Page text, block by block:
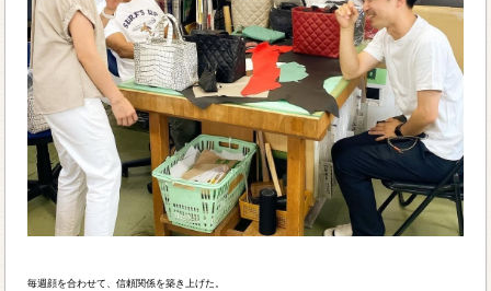
毎週顔を合わせて、信頼関係を築き上げた。